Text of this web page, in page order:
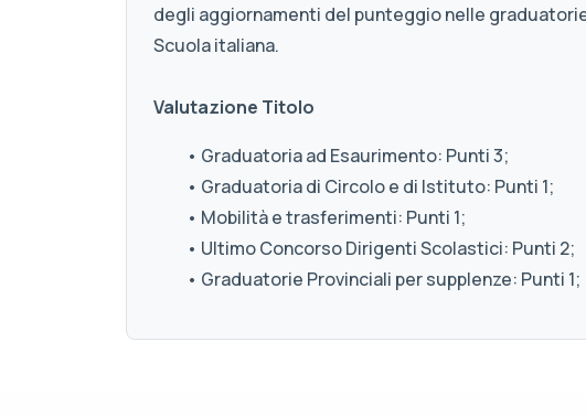
degli aggiornamenti del punteggio nelle
Scuola italiana.
Valutazione Titolo
• Graduatoria ad Esaurimento: Punti 3;
• Graduatoria di Circolo e di Istituto: Punti 1;
• Mobilità e trasferimenti: Punti 1;
• Ultimo Concorso Dirigenti Scolastici: Punti 2;
• Graduatorie Provinciali per supplenze: Punti 1;